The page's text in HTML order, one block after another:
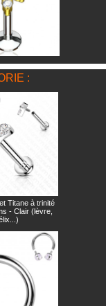
:
Titane à trinité
- Clair (lèvre,